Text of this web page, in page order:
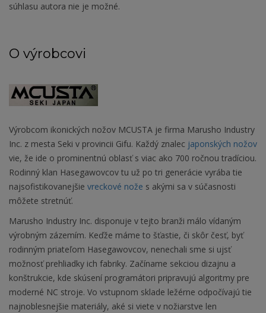
súhlasu autora nie je možné.
O výrobcovi
Výrobcom ikonických nožov MCUSTA je firma Marusho Industry
Inc. z mesta Seki v provincii Gifu. Každý znalec japonských nožov
vie, že ide o prominentnú oblasť s viac ako 700 ročnou tradíciou.
Rodinný klan Hasegawovcov tu už po tri generácie vyrába tie
najsofistikovanejšie vreckové nože s akými sa v súčasnosti
môžete stretnúť.
Marusho Industry Inc. disponuje v tejto branži málo vídaným
výrobným zázemím. Keďže máme to šťastie, či skôr česť, byť
rodinným priateľom Hasegawovcov, nenechali sme si ujsť
možnosť prehliadky ich fabriky. Začíname sekciou dizajnu a
konštrukcie, kde skúsení programátori pripravujú algoritmy pre
moderné NC stroje. Vo vstupnom sklade ležérne odpočívajú tie
najnoblesnejšie materiály, aké si viete v nožiarstve len